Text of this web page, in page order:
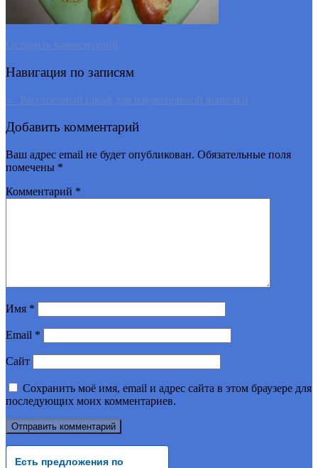
Оставить комментарий
Навигация по записям
← Расстоечный шкаф для изумительной выпечки
Добавить комментарий
Ваш адрес email не будет опубликован. Обязательные поля
помечены *
Комментарий *
Имя *
Email *
Сайт
Сохранить моё имя, email и адрес сайта в этом браузере для
последующих моих комментариев.
Есть предложения по